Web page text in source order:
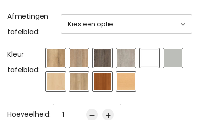
Afmetingen
tafelblad:
Kleur
tafelblad:
Hoeveelheid: